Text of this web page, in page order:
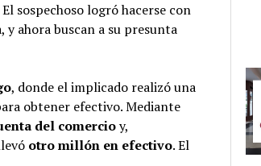
sospechoso logró hacerse con
ahora buscan a su presunta
, donde el implicado realizó una
obtener efectivo. Mediante
del comercioy,
otro millón en efectivo. El